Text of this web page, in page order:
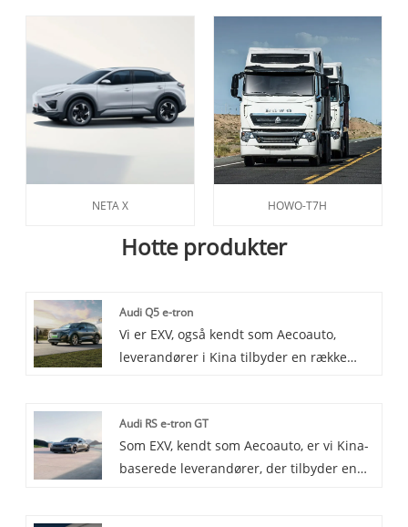
NETA X HOWO-T7H
Hotte produkter
Audi Q5 e-tron
Vi er EXV, også kendt som Aecoauto,
leverandører i Kina tilbyder en række
plug-in hybrid SUV-model lanceret af
Audi, som kombinerer elektriske og
traditionelle brændstofkraftsystemer og
Audi RS e-tron GT
Som EXV, kendt som Aecoauto, er vi Kina-
baserede leverandører, der tilbyder en